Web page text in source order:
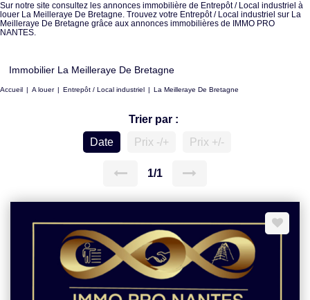
Sur notre site consultez les annonces immobilière de Entrepôt / Local industriel à
louer La Meilleraye De Bretagne. Trouvez votre Entrepôt / Local industriel sur La
Meilleraye De Bretagne grâce aux annonces immobilières de IMMO PRO
NANTES.
Immobilier La Meilleraye De Bretagne
Accueil A louer Entrepôt / Local industriel La Meilleraye De Bretagne
Trier par :
Date
Prix -/+ Prix +/-
1/1